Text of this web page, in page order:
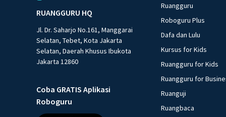
RUANGGURU HQ
Jl. Dr. Saharjo No.161, Manggarai
Selatan, Tebet, Kota Jakarta
Selatan, Daerah Khusus Ibukota
Jakarta 12860
Coba GRATIS Aplikasi
Roboguru
Ruangguru
Roboguru Plus
Dafa dan Lulu
Kursus for Kids
Ruangguru for Kids
Ruangguru for
Ruanguji
Ruangbaca